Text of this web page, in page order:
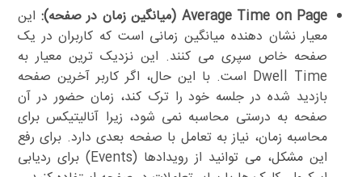
Average Time on Page (میانگین زمان در صفحه):
این
معیار نشان دهنده میانگین زمانی است که کاربران در یک
صفحه خاص سپری می کنند. این نزدیک ترین معیار به
Dwell Time است. با این حال، اگر کاربر آخرین صفحه
بازدید شده در جلسه خود را ترک کند، زمان حضور در آن
صفحه به درستی محاسبه نمی شود، زیرا آنالیتیکس برای
محاسبه زمان، نیاز به تعامل با صفحه بعدی دارد. برای رفع
این مشکل، می توانید از رویدادها (Events) برای ردیابی